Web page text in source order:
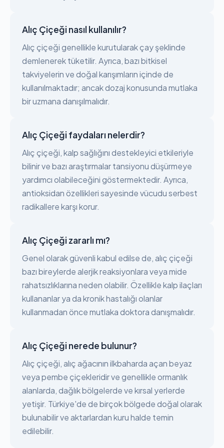
Alıç Çiçeği nasıl kullanılır?
Alıç çiçeği genellikle kurutularak çay şeklinde
demlenerek tüketilir. Ayrıca, bazı bitkisel
takviyelerin ve doğal karışımların içinde de
kullanılmaktadır; ancak dozaj konusunda mutlaka
bir uzmana danışılmalıdır.
Alıç Çiçeği faydaları nelerdir?
Alıç çiçeği, kalp sağlığını destekleyici etkileriyle
bilinir ve bazı araştırmalar tansiyonu düşürmeye
yardımcı olabileceğini göstermektedir. Ayrıca,
antioksidan özellikleri sayesinde vücudu serbest
radikallere karşı korur.
Alıç Çiçeği zararlı mı?
Genel olarak güvenli kabul edilse de, alıç çiçeği
bazı bireylerde alerjik reaksiyonlara veya mide
rahatsızlıklarına neden olabilir. Özellikle kalp ilaçları
kullananlar ya da kronik hastalığı olanlar
kullanmadan önce mutlaka doktora danışmalıdır.
Alıç Çiçeği nerede bulunur?
Alıç çiçeği, alıç ağacının ilkbaharda açan beyaz
veya pembe çiçekleridir ve genellikle ormanlık
alanlarda, dağlık bölgelerde ve kırsal yerlerde
yetişir. Türkiye'de de birçok bölgede doğal olarak
bulunabilir ve aktarlardan kuru halde temin
edilebilir.